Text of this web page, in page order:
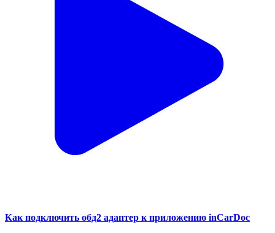
Как подключить обд2 адаптер к приложению inCarDoc